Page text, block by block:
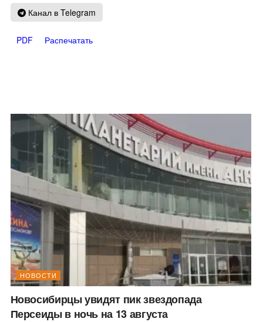
Канал в Telegram
PDF Распечатать
НОВОСТИ
Новосибирцы увидят пик звездопада
Персеиды в ночь на 13 августа